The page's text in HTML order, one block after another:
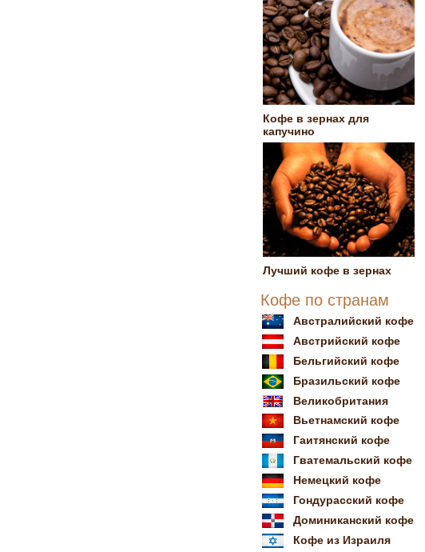
Кофе в зернах для
капучино
Лучший кофе в зернах
Кофе по странам
Австралийский кофе
Австрийский кофе
Бельгийский кофе
Бразильский кофе
Великобритания
Вьетнамский кофе
Гаитянский кофе
Гватемальский кофе
Немецкий кофе
Гондурасский кофе
Доминиканский кофе
Кофе из Израиля